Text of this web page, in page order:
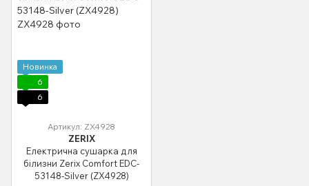
Новинка
6
6
Артикул: ZX4928
ZERIX
Електрична сушарка для
білизни Zerix Comfort EDC-
53148-Silver (ZX4928)